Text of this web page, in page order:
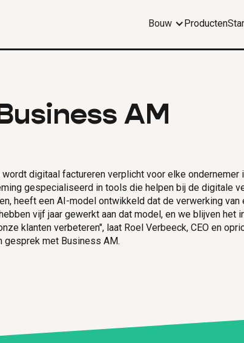
Bouw Producten
AM
wordt digitaal factureren verplicht voor elke ondernemer
gespecialiseerd in tools die helpen bij de digitale
heeft een AI-model ontwikkeld dat de verwerking van
vijf jaar gewerkt aan dat model, en we blijven het
klanten verbeteren", laat Roel Verbeeck, CEO en
gesprek met Business AM.